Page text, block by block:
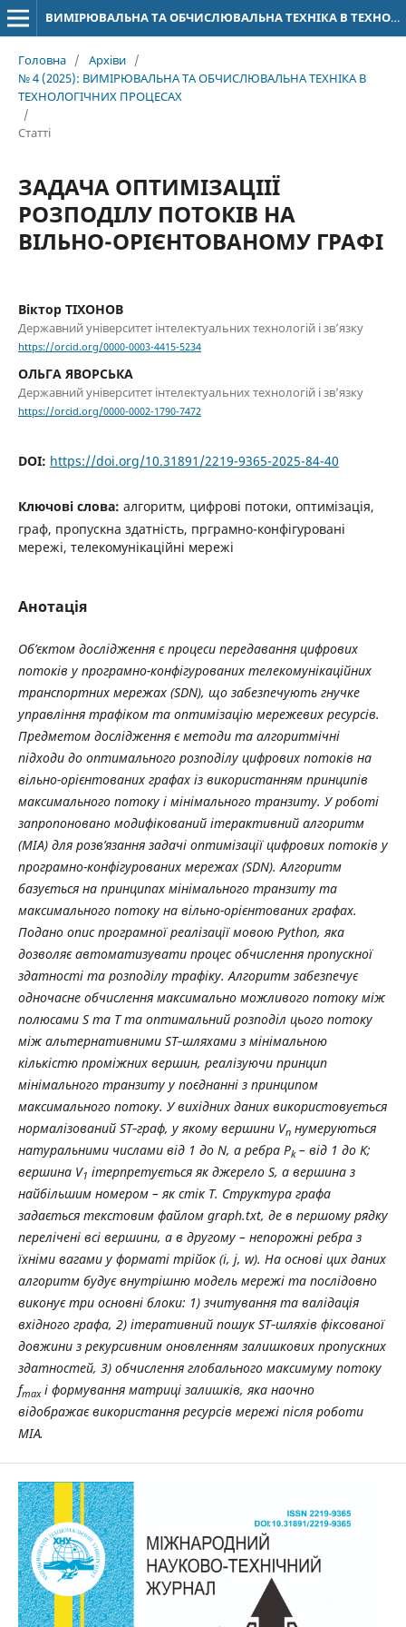
ВИМІРЮВАЛЬНА ТА ОБЧИСЛЮВАЛЬНА ТЕХНІКА В ТЕХНОЛОГІЧНИХ ПРОЦЕСАХ
Головна / Архіви /
№ 4 (2025): ВИМІРЮВАЛЬНА ТА ОБЧИСЛЮВАЛЬНА ТЕХНІКА В
ТЕХНОЛОГІЧНИХ ПРОЦЕСАХ
/
Статті
ЗАДАЧА ОПТИМІЗАЦІІЇ
РОЗПОДІЛУ ПОТОКІВ НА
ВІЛЬНО-ОРІЄНТОВАНОМУ ГРАФІ
Віктор ТІХОНОВ
Державний університет інтелектуальних технологій і зв’язку
https://orcid.org/0000-0003-4415-5234
ОЛЬГА ЯВОРСЬКА
Державний університет інтелектуальних технологій і зв’язку
https://orcid.org/0000-0002-1790-7472
DOI: https://doi.org/10.31891/2219-9365-2025-84-40
Ключові слова: алгоритм, цифрові потоки, оптимізація,
граф, пропускна здатність, прграмно-конфігуровані
мережі, телекомунікаційні мережі
Анотація
Об’єктом дослідження є процеси передавання цифрових
потоків у програмно-конфігурованих телекомунікаційних
транспортних мережах (SDN), що забезпечують гнучке
управління трафіком та оптимізацію мережевих ресурсів.
Предметом дослідження є методи та алгоритмічні
підходи до оптимального розподілу цифрових потоків на
вільно-орієнтованих графах із використанням принципів
максимального потоку і мінімального транзиту. У роботі
запропоновано модифікований ітерактивний алгоритм
(МІА) для розв’язання задачі оптимізації цифрових потоків у
програмно-конфігурованих мережах (SDN). Алгоритм
базується на принципах мінімального транзиту та
максимального потоку на вільно-орієнтованих графах.
Подано опис програмної реалізації мовою Python, яка
дозволяє автоматизувати процес обчислення пропускної
здатності та розподілу трафіку. Алгоритм забезпечує
одночасне обчислення максимально можливого потоку між
полюсами S та T та оптимальний розподіл цього потоку
між альтернативними ST‑шляхами з мінімальною
кількістю проміжних вершин, реалізуючи принцип
мінімального транзиту у поєднанні з принципом
максимального потоку. У вихідних даних використовується
нормалізований ST‑граф, у якому вершини Vnнумеруються
натуральними числами від 1 до N, а ребра Рk– від 1 до K;
вершина V1 ітерпретується як джерело S, а вершина з
найбільшим номером – як стік T. Структура графа
задається текстовим файлом graph.txt, де в першому рядку
перелічені всі вершини, а в другому – непорожні ребра з
їхніми вагами у форматі трійок (i, j, w). На основі цих даних
алгоритм будує внутрішню модель мережі та послідовно
виконує три основні блоки: 1) зчитування та валідація
вхідного графа, 2) ітеративний пошук ST‑шляхів фіксованої
довжини з рекурсивним оновленням залишкових пропускних
здатностей, 3) обчислення глобального максимуму потоку
fmaxі формування матриці залишків, яка наочно
відображає використання ресурсів мережі після роботи
МІА.